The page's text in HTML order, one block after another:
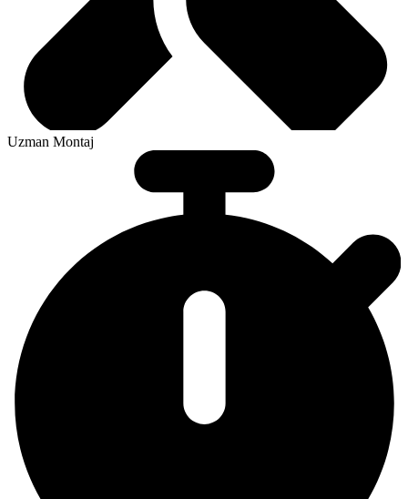
Uzman Montaj